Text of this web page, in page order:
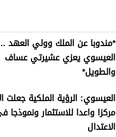
*مندوبا عن الملك وولي العهد ..
العيسوي يعزي عشيرتي عساف
والطويل*
العيسوي: الرؤية الملكية جعلت
مركزا واعدا للاستثمار ونموذجا
الاعتدال